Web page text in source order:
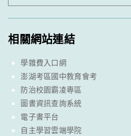
相關網站連結
學雜費入口網
澎湖考區國中教育會考
防治校園霸凌專區
圖書資訊查詢系統
電子書平台
自主學習雲端學院